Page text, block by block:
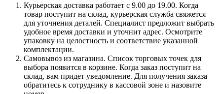
Курьерская доставка работает с 9.00 до 19.00. Когда
товар поступит на склад, курьерская служба свяжется
для уточнения деталей. Специалист предложит выбрать
удобное время доставки и уточнит адрес. Осмотрите
упаковку на целостность и соответствие указанной
комплектации.
Самовывоз из магазина. Список торговых точек для
выбора появится в корзине. Когда заказ поступит на
склад, вам придет уведомление. Для получения заказа
обратитесь к сотруднику в кассовой зоне и назовите